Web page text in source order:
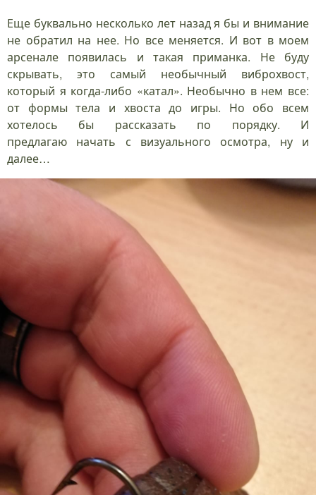
Еще буквально несколько лет назад я бы и внимание
не обратил на нее. Но все меняется. И вот в моем
арсенале появилась и такая приманка. Не буду
скрывать, это самый необычный виброхвост,
который я когда-либо «катал». Необычно в нем все:
от формы тела и хвоста до игры. Но обо всем
хотелось бы рассказать по порядку. И
предлагаю начать с визуального осмотра, ну и
далее…